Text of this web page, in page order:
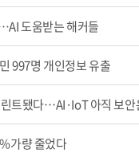
도움받는 해커들
997명 개인정보 유출
트됐다…AI·IoT 아직 보
가량 줄었다